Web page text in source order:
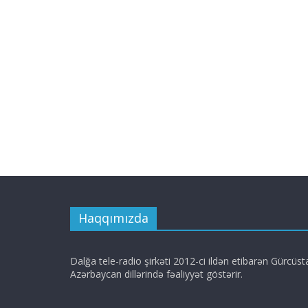
Haqqımızda
Dalğa tele-radio şirkəti 2012-ci ildən etibarən
Azərbaycan dillərində fəaliyyət göstərir.